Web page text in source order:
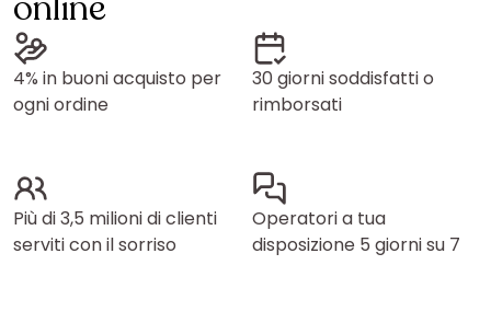
4% in buoni acquisto per
ogni ordine
30 giorni soddisfatti o
rimborsati
Più di 3,5 milioni di clienti
serviti con il sorriso
Operatori a tua
disposizione 5 giorni su 7